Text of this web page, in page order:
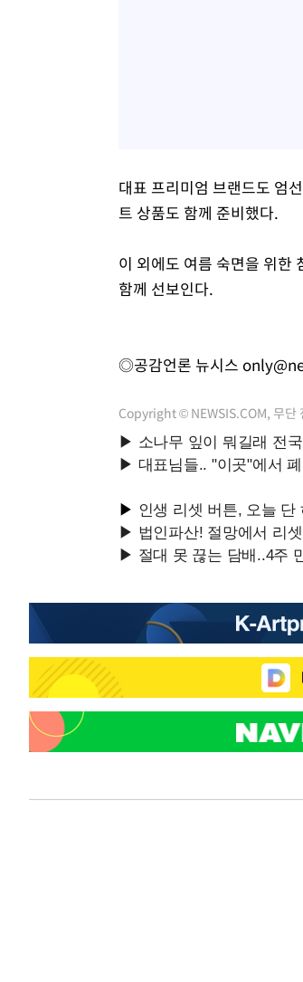
대표 프리미엄 브랜드도 엄
트 상품도 함께 준비했다.
이 외에도 여름 숙면을 위한
함께 선보인다.
◎공감언론 뉴시스
Copyright © NEWSIS.COM, 무단